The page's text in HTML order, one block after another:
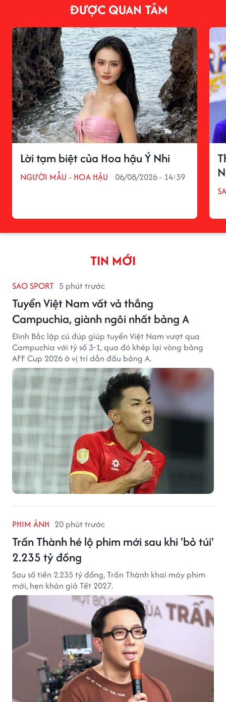
ĐƯỢC QUAN TÂM
Lời tạm biệt của Hoa hậu Ý Nhi
NGƯỜI MẪU - HOA HẬU 06/08/2026 - 14:39
TIN MỚI
SAO SPORT 5 phút trước
Tuyển Việt Nam vất vả thắng
Campuchia, giành ngôi nhất bảng A
Đình Bắc lập cú đúp giúp tuyển Việt Nam vượt qua
Campuchia với tỷ số 3-1, qua đó khép lại vòng bảng
AFF Cup 2026 ở vị trí dẫn đầu bảng A.
PHIM ẢNH 20 phút trước
Trấn Thành hé lộ phim mới sau khi 'bỏ túi'
2.235 tỷ đồng
Sau số tiền 2.235 tỷ đồng, Trấn Thành khai máy phim
mới, hẹn khán giả Tết 2027.